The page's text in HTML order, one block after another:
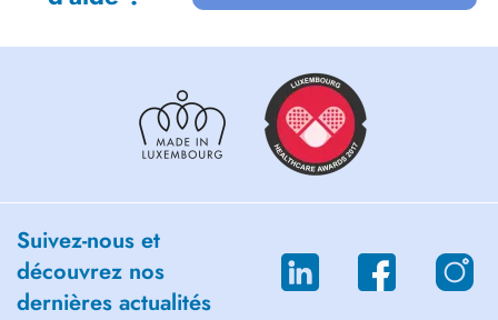
Suivez-nous et
découvrez nos
dernières actualités